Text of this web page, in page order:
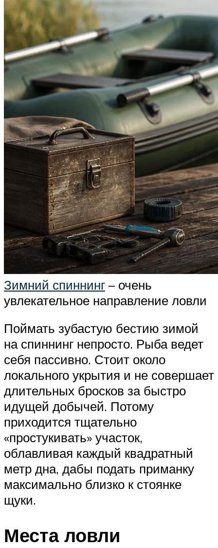
Зимний спиннинг – очень
увлекательное направление ловли
Поймать зубастую бестию зимой
на спиннинг непросто. Рыба ведет
себя пассивно. Стоит около
локального укрытия и не совершает
длительных бросков за быстро
идущей добычей. Потому
приходится тщательно
«простукивать» участок,
облавливая каждый квадратный
метр дна, дабы подать приманку
максимально близко к стоянке
щуки.
Места ловли